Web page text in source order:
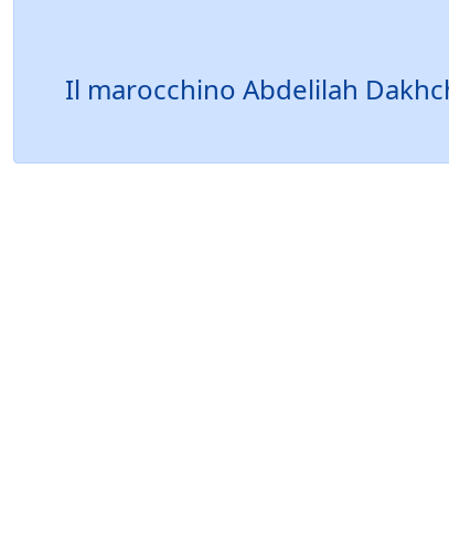
Il marocchino Abdelilah